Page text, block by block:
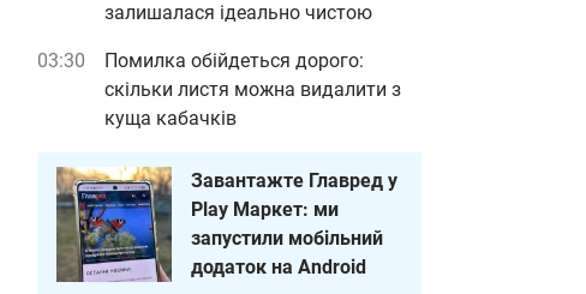
залишалася ідеально чистою
03:30
Помилка обійдеться дорого:
скільки листя можна видалити з
куща кабачків
Завантажте Главред у
Play Маркет: ми
запустили мобільний
додаток на Android